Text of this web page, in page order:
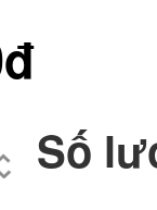
Số